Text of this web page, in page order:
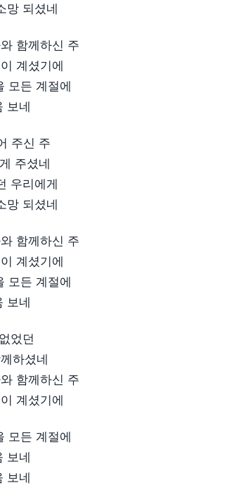
망 되셨네
함께하신 주
계셨기에
모든 계절에
보네
주신 주
주셨네
우리에게
망 되셨네
함께하신 주
계셨기에
모든 계절에
보네
었던
하셨네
함께하신 주
계셨기에
모든 계절에
보네
보네